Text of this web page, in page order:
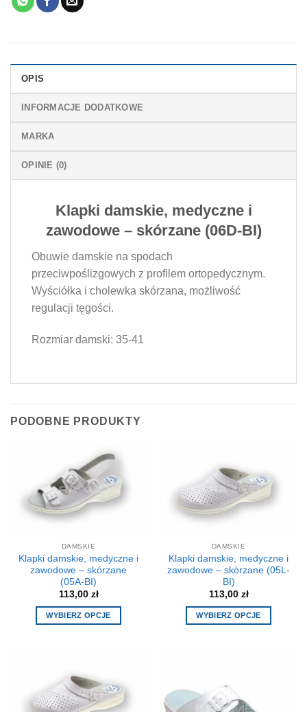
OPIS
INFORMACJE DODATKOWE
MARKA
OPINIE (0)
Klapki damskie, medyczne i
zawodowe – skórzane (06D-BI)
Obuwie damskie na spodach
przeciwpoślizgowych z profilem ortopedycznym.
Wyściółka i cholewka skórzana, możliwość
regulacji tęgości.
Rozmiar damski: 35-41
PODOBNE PRODUKTY
DAMSKIE
Klapki damskie, medyczne i
zawodowe – skórzane
(05A-BI)
113,00 zł
WYBIERZ OPCJE
wiele
wariantów.
Opcje
DAMSKIE
Klapki damskie, medyczne i
zawodowe – skórzane (05L-
BI)
113,00 zł
WYBIERZ OPCJE
Opcje